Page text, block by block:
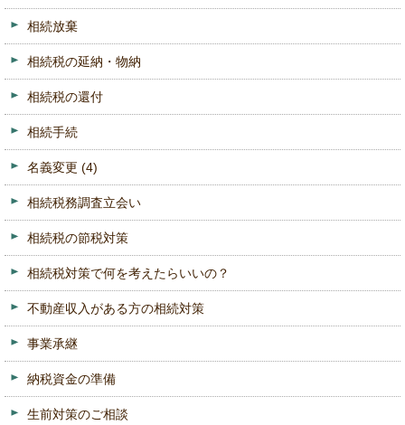
相続放棄
相続税の延納・物納
相続税の還付
相続手続
名義変更 (4)
相続税務調査立会い
相続税の節税対策
相続税対策で何を考えたらいいの？
不動産収入がある方の相続対策
事業承継
納税資金の準備
生前対策のご相談